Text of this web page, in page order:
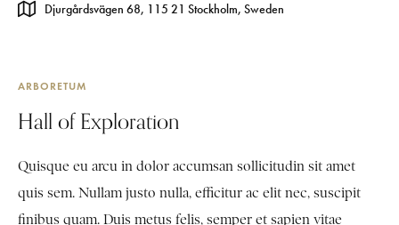
Djurgårdsvägen 68, 115 21 Stockholm, Sweden
ARBORETUM
Hall of Exploration
Quisque eu arcu in dolor accumsan sollicitudin sit amet
quis sem. Nullam justo nulla, efficitur ac elit nec, suscipit
finibus quam. Duis metus felis, semper et sapien vitae